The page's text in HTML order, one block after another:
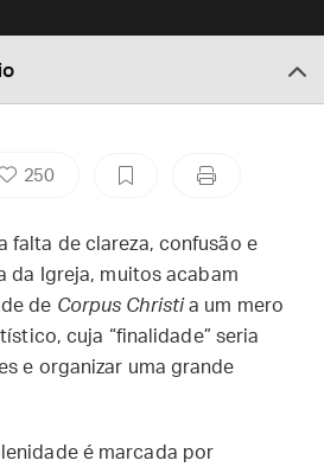
250
falta de clareza, confusão e
da Igreja, muitos acabam
de Corpus Christi a um mero
cuja “finalidade” seria
e organizar uma grande
é marcada por